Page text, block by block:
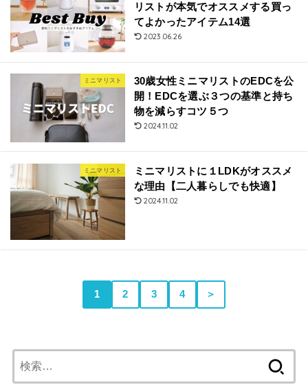
リストが本気でオススメする買っ
てよかったアイテム14選
2023.06.26
ミニマリスト
30歳女性ミニマリストのEDCを公
開！EDCを選ぶ３つの基準と持ち
物を減らすコツ５つ
2024.11.02
ミニマリスト
ミニマリストに１LDKがオススメ
な理由【二人暮らしでも快適】
2024.11.02
1 2 3 4 ＞
索: